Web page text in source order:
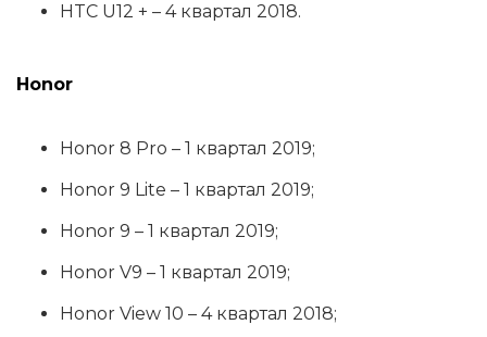
HTC U12 + – 4 квартал 2018.
Honor
Honor 8 Pro – 1 квартал 2019;
Honor 9 Lite – 1 квартал 2019;
Honor 9 – 1 квартал 2019;
Honor V9 – 1 квартал 2019;
Honor View 10 – 4 квартал 2018;